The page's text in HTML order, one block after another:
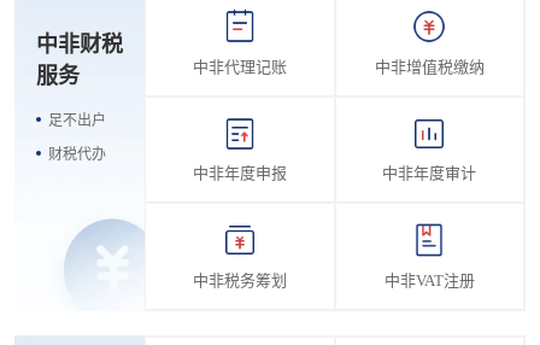
中非财税
服务
足不出户
财税代办
中非代理记账 中非增值税缴纳
中非年度申报 中非年度审计
中非税务筹划 中非VAT注册